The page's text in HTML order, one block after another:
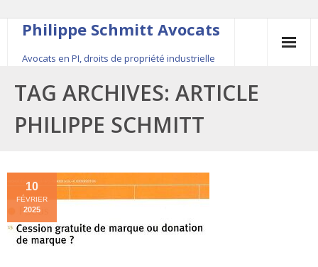
Philippe Schmitt Avocats
Avocats en PI, droits de propriété industrielle
45, rue Saint-Anne, 75001 Paris, +33 (0)1 84 16 35
54
Contact
Le fondateur
Publications
Actualité
TAG ARCHIVES: ARTICLE
PHILIPPE SCHMITT
10
FÉVRIER
2025